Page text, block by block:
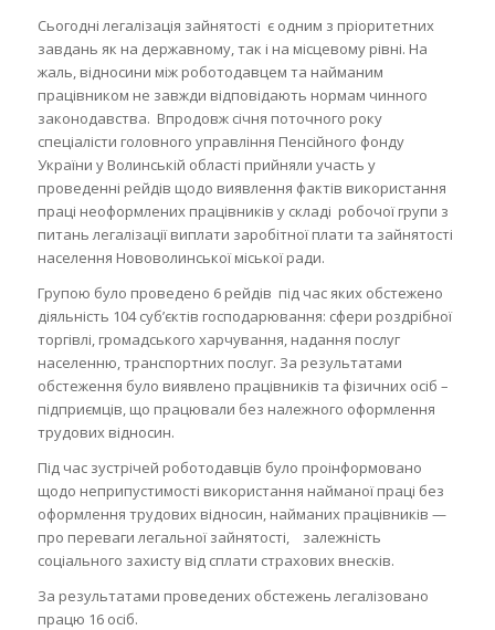
Сьогодні легалізація зайнятості є одним з пріоритетних
завдань як на державному, так і на місцевому рівні. На
жаль, відносини між роботодавцем та найманим
працівником не завжди відповідають нормам чинного
законодавства. Впродовж січня поточного року
спеціалісти головного управління Пенсійного фонду
України у Волинській області прийняли участь у
проведенні рейдів щодо виявлення фактів використання
праці неоформлених працівників у складі робочої групи з
питань легалізації виплати заробітної плати та зайнятості
населення Нововолинської міської ради.
Групою було проведено 6 рейдів під час яких обстежено
діяльність 104 суб’єктів господарювання: сфери роздрібної
торгівлі, громадського харчування, надання послуг
населенню, транспортних послуг. За результатами
обстеження було виявлено працівників та фізичних осіб –
підприємців, що працювали без належного оформлення
трудових відносин.
Під час зустрічей роботодавців було проінформовано
щодо неприпустимості використання найманої праці без
оформлення трудових відносин, найманих працівників —
про переваги легальної зайнятості, залежність
соціального захисту від сплати страхових внесків.
За результатами проведених обстежень легалізовано
працю 16 осіб.